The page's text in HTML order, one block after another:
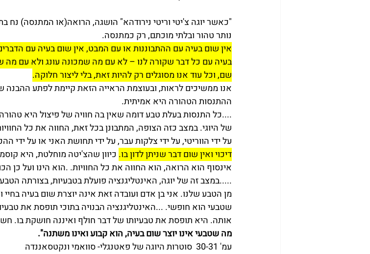
"כאשר יוגה צ'יטי וריטי נירודהא" הושגה, הרואה(או המתנסה) נח
נותר טהור ובלתי מוכתם, רק כמתנסה.
אין שום בעיה עם ההתבוננות או עם המבט, אין שום בעיה עם
בעיה עם כל דבר שקורה לנו – לא עם מה שמכונה עונג ולא עם מה
שם, וכל עוד אנו מסוגלים רק להיות זאת, בלי ליצור חלוקה.
אנו ממשיכים לראות, ובעוצמת הראייה הזאת קיימת לפתע ההבנה
ההתנסות הטהורה היא אמיתית.
....כל התנסות בעלת טבע דומה שאין בה חוויה של פיצול היא
של היוגי. במצב כזה הצופה, המתבונן בכל זאת, החווה את כל
על ידי הווריטי, על ידי צלקות עבר, על ידי תחושת האני או על ידי
דיכוי ואין שום דבר שניתן לדון בו. כיוון שהצ'יטה מוחלטת, היא
אינסוף הוא הרואה, הוא החווה את כל החוויות. .הוא הינו ועל כן
.....במצב זה של יוגה, האינטליגנציה פועלת בטבעיות, בצורתה
מן הטבע שלנו. אני בן אדם ועובדה זאת אינה יוצרת שום בעיה
שטבעי הוא חופשי. ...האינטליגנציה הבנויה בתוכי תופסת את
אותה. היא תופסת את טבעיותו של דבר חולף ואיננה חושקת בו.
מה שטבעי אינו יוצר שום בעיה, הוא קבוע ואינו משתנה".
עמ' 30-31  סוטרות היוגה של פאטנגלי- סוואמי ונקטסאננדה